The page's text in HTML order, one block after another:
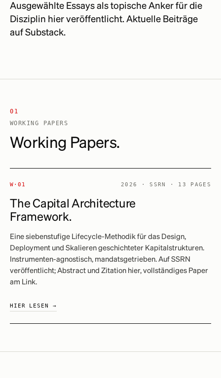
Ausgewählte Essays als topische Anker für die
Disziplin hier veröffentlicht. Aktuelle Beiträge
auf Substack.
01
WORKING PAPERS
Working Papers.
W·01 2026 · SSRN · 13 PAGES
The Capital Architecture
Framework.
Eine siebenstufige Lifecycle-Methodik für das Design,
Deployment und Skalieren geschichteter Kapitalstrukturen.
Instrumenten-agnostisch, mandatsgetrieben. Auf SSRN
veröffentlicht; Abstract und Zitation hier, vollständiges Paper
am Link.
HIER LESEN →